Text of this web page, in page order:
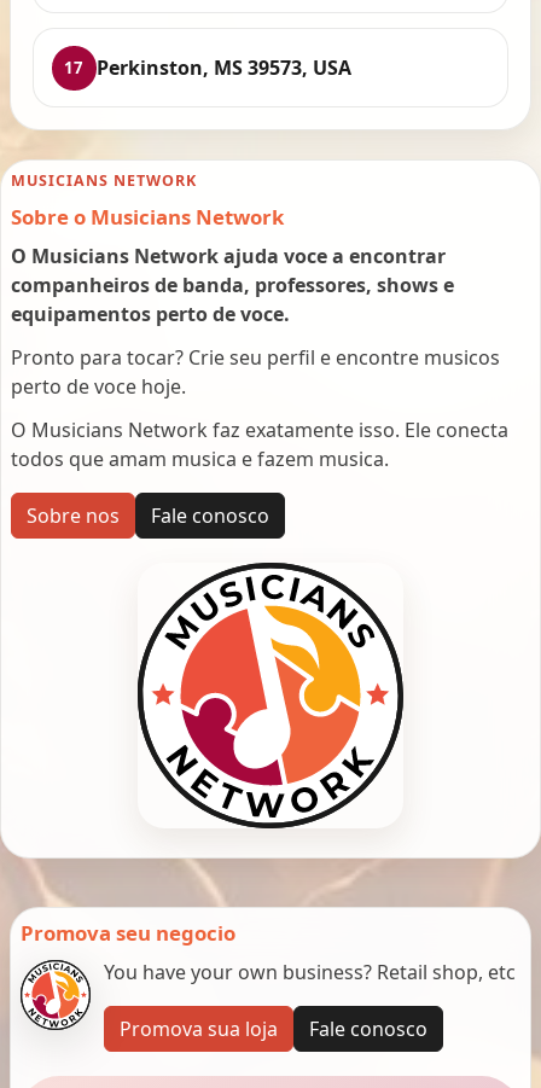
17 Perkinston, MS 39573, USA
MUSICIANS NETWORK
Sobre o Musicians Network
O Musicians Network ajuda voce a encontrar
companheiros de banda, professores, shows e
equipamentos perto de voce.
Pronto para tocar? Crie seu perfil e encontre musicos
perto de voce hoje.
O Musicians Network faz exatamente isso. Ele conecta
todos que amam musica e fazem musica.
Sobre nos Fale conosco
Promova seu negocio
You have your own business? Retail shop, etc
Promova sua loja Fale conosco